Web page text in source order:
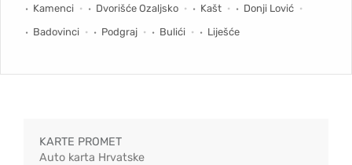
Kamenci
Dvorišće Ozaljsko Kašt
Donji Lović
Badovinci
Podgraj Bulići Liješće
KARTE PROMET
Auto karta Hrvatske